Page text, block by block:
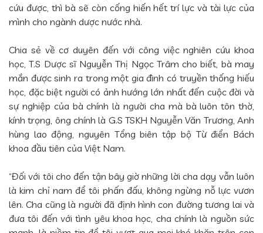
cứu được, thì bà sẽ còn cống hiến hết trí lực và tài lực của
mình cho ngành dược nước nhà.
Chia sẻ về cơ duyên đến với công việc nghiên cứu khoa
học, T.S Dược sĩ Nguyễn Thị Ngọc Trâm cho biết, bà may
mắn được sinh ra trong một gia đình có truyền thống hiếu
học, đặc biệt người có ảnh hướng lớn nhất đến cuộc đời và
sự nghiệp của bà chính là người cha mà bà luôn tôn thờ,
kính trọng, ông chính là G.S TSKH Nguyễn Văn Trương, Anh
hùng lao động, nguyên Tổng biên tập bộ Từ điển Bách
khoa đầu tiên của Việt Nam.
“Đối với tôi cho đến tận bây giờ những lời cha dạy vẫn luôn
là kim chỉ nam để tôi phấn đấu, không ngừng nỗ lực vươn
lên. Cha cũng là người đã định hình con đường tương lai và
đưa tôi đến với tình yêu khoa học, cha chính là nguồn sức